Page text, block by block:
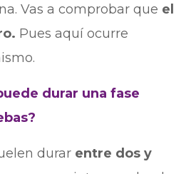
Vas a comprobar que el
Pues aquí ocurre
durar una fase
durar entre dos y